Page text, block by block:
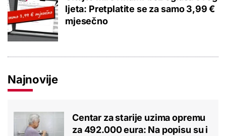
ljeta: Pretplatite se za samo 3,99 €
mjesečno
Najnovije
Centar za starije uzima opremu
za 492.000 eura: Na popisu su i